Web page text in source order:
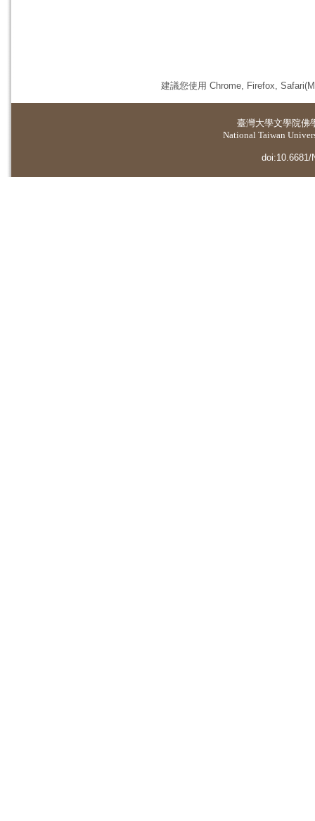
建議您使用 Chrome, Firefox,
臺灣大學文學院佛
National Taiwan
doi:10.6681/